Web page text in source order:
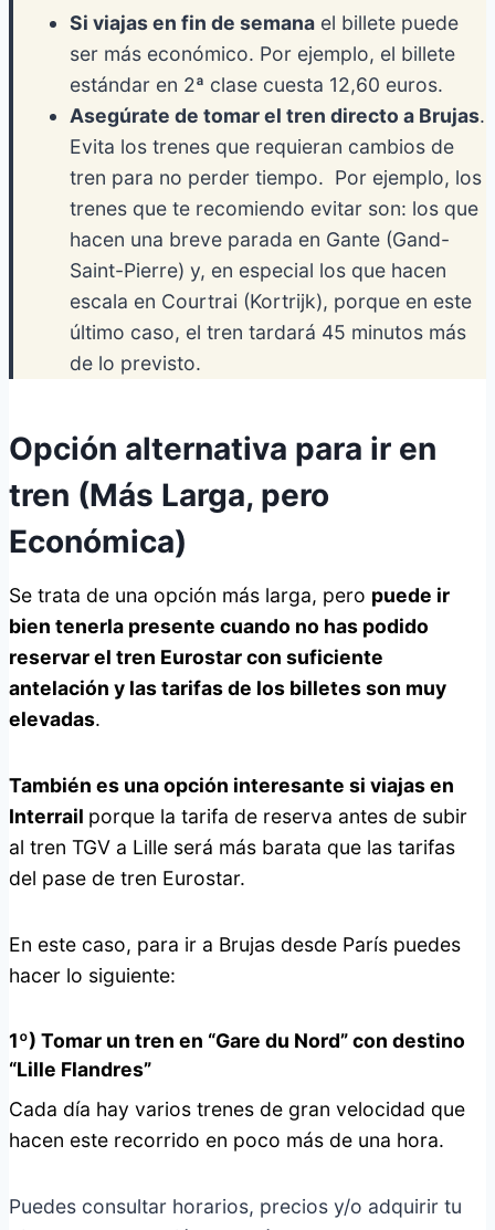
Si viajas en fin de semana el billete puede
ser más económico. Por ejemplo, el billete
estándar en 2ª clase cuesta 12,60 euros.
Asegúrate de tomar el tren directo a Brujas.
Evita los trenes que requieran cambios de
tren para no perder tiempo. Por ejemplo, los
trenes que te recomiendo evitar son: los que
hacen una breve parada en Gante (Gand-
Saint-Pierre) y, en especial los que hacen
escala en Courtrai (Kortrijk), porque en este
último caso, el tren tardará 45 minutos más
de lo previsto.
Opción alternativa para ir en
tren (Más Larga, pero
Económica)
Se trata de una opción más larga, pero puede ir
bien tenerla presente cuando no has podido
reservar el tren Eurostar con suficiente
antelación y las tarifas de los billetes son muy
elevadas.
También es una opción interesante si viajas en
Interrail porque la tarifa de reserva antes de subir
al tren TGV a Lille será más barata que las tarifas
del pase de tren Eurostar.
En este caso, para ir a Brujas desde París puedes
hacer lo siguiente:
1º) Tomar un tren en “Gare du Nord” con destino
“Lille Flandres”
Cada día hay varios trenes de gran velocidad que
hacen este recorrido en poco más de una hora.
Puedes consultar horarios, precios y/o adquirir tu